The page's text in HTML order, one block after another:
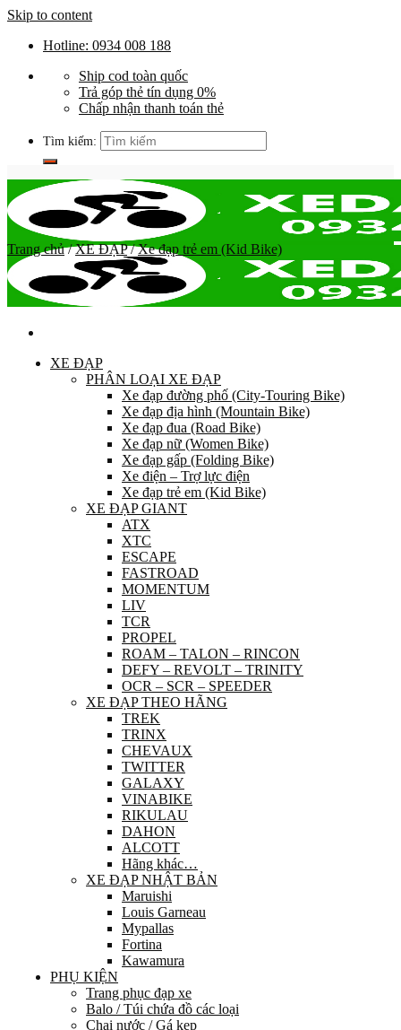
Skip to content
Hotline: 0934 008 188
Ship cod toàn quốc
Trả góp thẻ tín dụng 0%
Chấp nhận thanh toán thẻ
Tìm kiếm:
XE ĐẠP
PHÂN LOẠI XE ĐẠP
Xe đạp đường phố (City-Touring Bike)
Xe đạp địa hình (Mountain Bike)
Xe đạp đua (Road Bike)
Xe đạp nữ (Women Bike)
Xe đạp gấp (Folding Bike)
Xe điện – Trợ lực điện
Xe đạp trẻ em (Kid Bike)
XE ĐẠP GIANT
ATX
XTC
ESCAPE
FASTROAD
MOMENTUM
LIV
TCR
PROPEL
ROAM – TALON – RINCON
DEFY – REVOLT – TRINITY
OCR – SCR – SPEEDER
XE ĐẠP THEO HÃNG
TREK
TRINX
CHEVAUX
TWITTER
GALAXY
VINABIKE
RIKULAU
DAHON
ALCOTT
Hãng khác…
XE ĐẠP NHẬT BẢN
Maruishi
Louis Garneau
Mypallas
Fortina
Kawamura
PHỤ KIỆN
Trang phục đạp xe
Balo / Túi chứa đồ các loại
Chai nước / Gá kẹp
Trang chủ / XE ĐẠP / Xe đạp trẻ em (Kid Bike)